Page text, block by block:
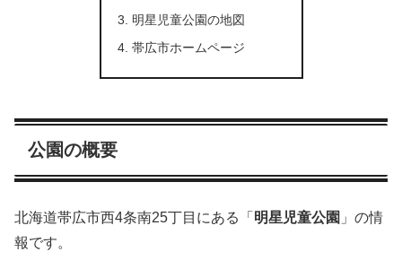
明星児童公園の地図
帯広市ホームページ
公園の概要
北海道帯広市西4条南25丁目にある「 明星児童公園 」の情
報です。